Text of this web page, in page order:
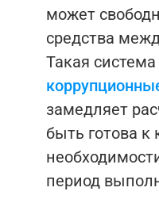
может
средства
Такая
замедляет
быть готова
период